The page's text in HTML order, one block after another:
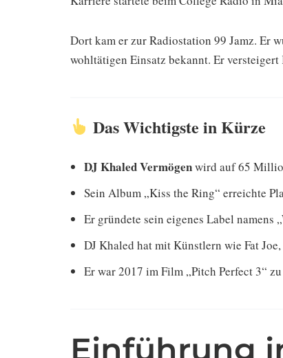
Dort kam er zur Radiostation 99 Jamz. Er
wohltätigen Einsatz bekannt. Er
Das Wichtigste in Kürze
DJ Khaled Vermögenwird auf 65
Sein Album „Kiss the Ring“ erreichte
Er gründete sein eigenes Label namens
DJ Khaled hat mit Künstlern wie Fat
Er war 2017 im Film „Pitch Perfect 3“ zu
Einführung